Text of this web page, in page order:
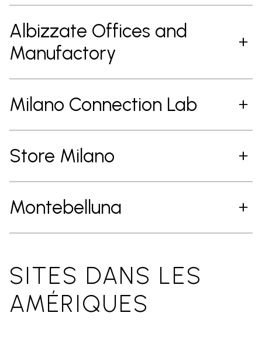
Albizzate Offices and
Manufactory
Milano Connection Lab
Store Milano
Montebelluna
SITES DANS LES
AMÉRIQUES